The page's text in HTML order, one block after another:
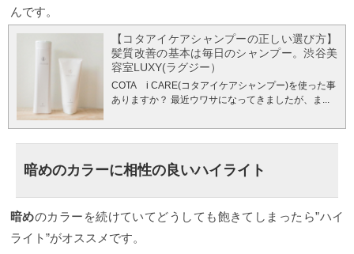
与えません。 黒に一番近い色は青味なのでこういっ
た使い方はうまいやり方です。濃いめのアッシュ
（青）で染めると 画像のスタイルのように黒ではあ
りませんがほぼ黒に見えるネイビーブルーのような
仕上がりにはできます。 こういった一見黒に見える
色でも入っている色はアッシュなのでその後の髪色
は全然違ってきます。 これはサロンワークでもよく
うすればうまく伝わるのか？ 以前に失敗しているの
であれば尚更です。 カウンセリングって不安がいっ
意すれば大きな失敗はないでしょう。 その注意点は
「希望の明るさの１、２トーン明るく伝える」で
んです。
【コタアイケアシャンプーの正しい選び方】
髪質改善の基本は毎日のシャンプー。渋谷美
容室LUXY(ラグジー）
COTA i CARE(コタアイケアシャンプー)を使った事
ありますか？ 最近ウワサになってきましたが、ま...
暗めのカラーに相性の良いハイライト
暗めのカラーを続けていてどうしても飽きてしまったら”ハイ
ライト”がオススメです。